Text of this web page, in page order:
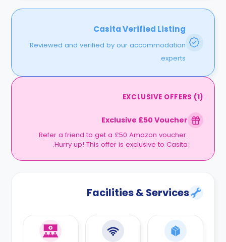
Casita Verified Listing
Reviewed and verified by our accommodation
experts.
EXCLUSIVE OFFERS (1)
Exclusive £50 Voucher
Refer a friend to get a £50 Amazon voucher.
Hurry up! This offer is exclusive to Casita.
Facilities & Services